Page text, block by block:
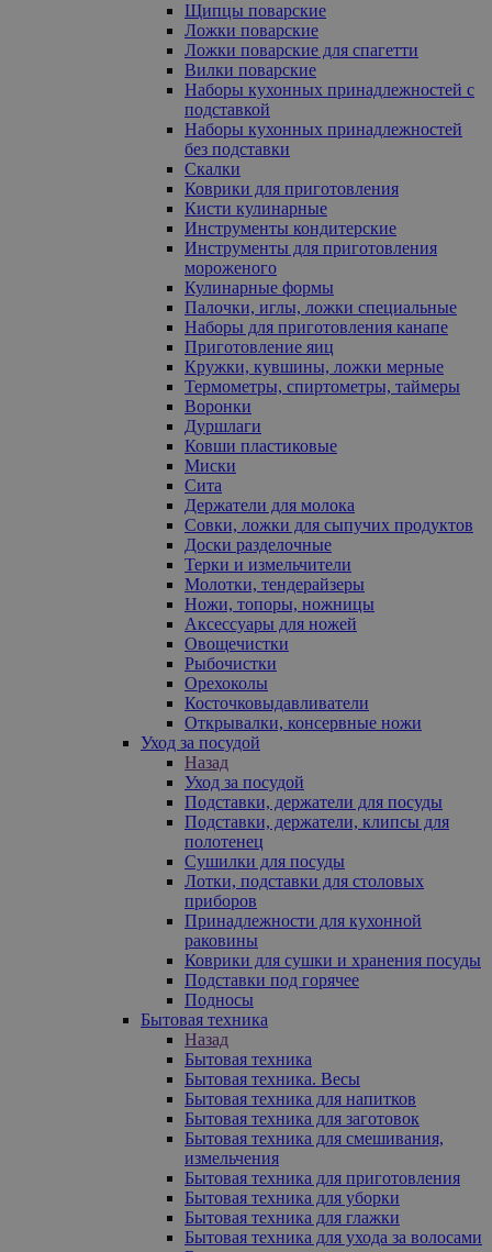
Щипцы поварские
Ложки поварские
Ложки поварские для спагетти
Вилки поварские
Наборы кухонных принадлежностей с
подставкой
Наборы кухонных принадлежностей
без подставки
Скалки
Коврики для приготовления
Кисти кулинарные
Инструменты кондитерские
Инструменты для приготовления
мороженого
Кулинарные формы
Палочки, иглы, ложки специальные
Наборы для приготовления канапе
Приготовление яиц
Кружки, кувшины, ложки мерные
Термометры, спиртометры, таймеры
Воронки
Дуршлаги
Ковши пластиковые
Миски
Сита
Держатели для молока
Совки, ложки для сыпучих продуктов
Доски разделочные
Терки и измельчители
Молотки, тендерайзеры
Ножи, топоры, ножницы
Аксессуары для ножей
Овощечистки
Рыбочистки
Орехоколы
Косточковыдавливатели
Открывалки, консервные ножи
Уход за посудой
Назад
Уход за посудой
Подставки, держатели для посуды
Подставки, держатели, клипсы для
полотенец
Сушилки для посуды
Лотки, подставки для столовых
приборов
Принадлежности для кухонной
раковины
Коврики для сушки и хранения посуды
Подставки под горячее
Подносы
Бытовая техника
Назад
Бытовая техника
Бытовая техника. Весы
Бытовая техника для напитков
Бытовая техника для заготовок
Бытовая техника для смешивания,
измельчения
Бытовая техника для приготовления
Бытовая техника для уборки
Бытовая техника для глажки
Бытовая техника для ухода за волосами